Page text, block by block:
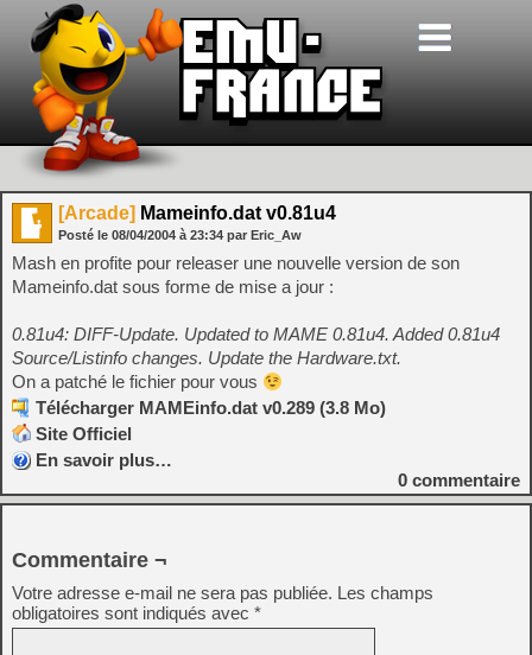
[Arcade] Mameinfo.dat v0.81u4
Posté le 08/04/2004 à 23:34 par Eric_Aw
Mash en profite pour releaser une nouvelle version de son
Mameinfo.dat sous forme de mise a jour :
0.81u4: DIFF-Update. Updated to MAME 0.81u4. Added 0.81u4
Source/Listinfo changes. Update the Hardware.txt.
On a patché le fichier pour vous
Télécharger MAMEinfo.dat v0.289 (3.8 Mo)
Site Officiel
En savoir plus…
0 commentaire
Commentaire ¬
Votre adresse e-mail ne sera pas publiée. Les champs
obligatoires sont indiqués avec *